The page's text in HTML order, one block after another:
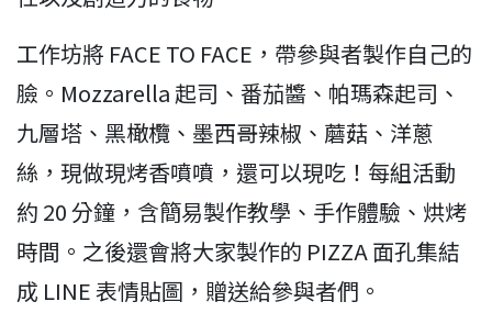
工作坊將 FACE TO FACE，帶參與者製作自己的
臉。Mozzarella 起司、番茄醬、帕瑪森起司、
九層塔、黑橄欖、墨西哥辣椒、蘑菇、洋蔥
絲，現做現烤香噴噴，還可以現吃！每組活動
約 20 分鐘，含簡易製作教學、手作體驗、烘烤
時間。之後還會將大家製作的 PIZZA 面孔集結
成 LINE 表情貼圖，贈送給參與者們。